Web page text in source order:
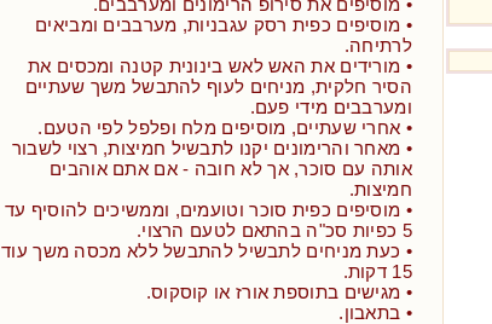
• מוסיפים את סירופ הרימונים ומערבבים.
• מוסיפים כפית רסק עגבניות, מערבבים ומביאים
לרתיחה.
• מורידים את האש לאש בינונית קטנה ומכסים את
הסיר חלקית, מניחים לעוף להתבשל משך שעתיים
ומערבבים מידי פעם.
• אחרי שעתיים, מוסיפים מלח ופלפל לפי הטעם.
• מאחר והרימונים יקנו לתבשיל חמיצות, רצוי לשבור
אותה עם סוכר, אך לא חובה - אם אתם אוהבים
חמיצות.
• מוסיפים כפית סוכר וטועמים, וממשיכים להוסיף עד
5 כפיות סכ"ה בהתאם לטעם הרצוי.
• כעת מניחים לתבשיל להתבשל ללא מכסה משך עוד
15 דקות.
• מגישים בתוספת אורז או קוסקוס.
• בתאבון.